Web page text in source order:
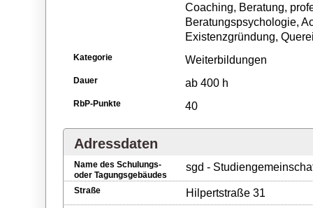
Coaching, Beratung,
Beratungspsychologie,
Existenzgründung,
Kategorie Weiterbildungen
Dauer ab 400 h
RbP-Punkte 40
Adressdaten
Name des Schulungs-
oder Tagungsgebäudes
sgd -
Straße Hilpertstraße 31